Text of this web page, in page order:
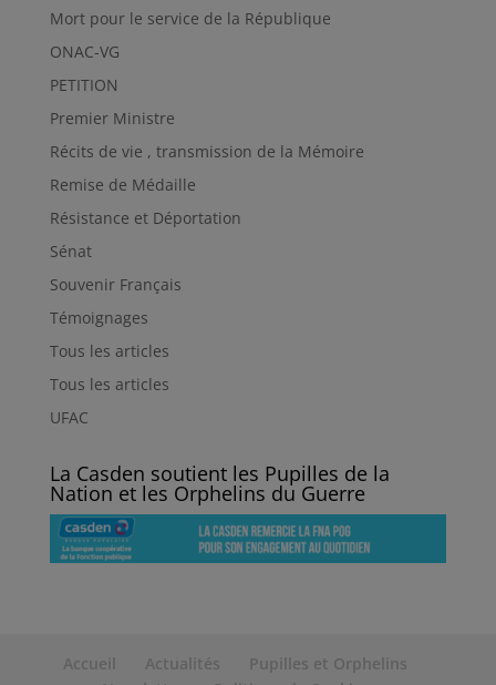
Mort pour le service de la République
ONAC-VG
PETITION
Premier Ministre
Récits de vie , transmission de la Mémoire
Remise de Médaille
Résistance et Déportation
Sénat
Souvenir Français
Témoignages
Tous les articles
Tous les articles
UFAC
La Casden soutient les Pupilles de la
Nation et les Orphelins du Guerre
Accueil Actualités
Pupilles et Orphelins